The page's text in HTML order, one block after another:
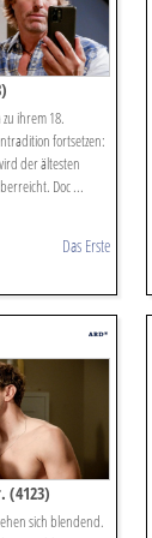
ihrem 18.
fortsetzen:
der ältesten
Doc ...
Das Erste
(4123)
sich blendend.